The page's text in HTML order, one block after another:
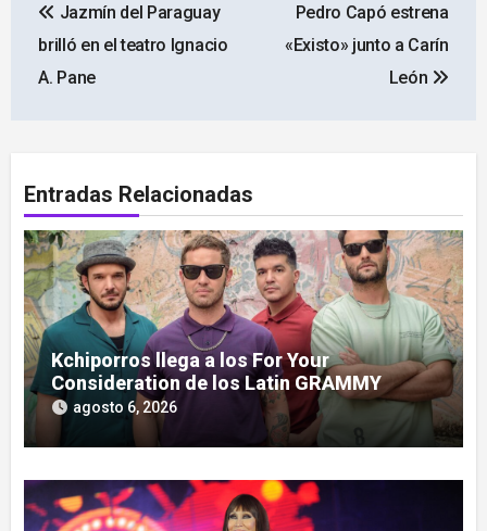
de
entradas
Jazmín del Paraguay
brilló en el teatro Ignacio
A. Pane
Pedro Capó estrena
«Existo» junto a Carín
León
Entradas Relacionadas
Kchiporros llega a los For Your
Consideration de los Latin GRAMMY
agosto 6, 2026